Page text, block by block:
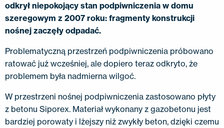
odkrył niepokojący stan podpiwniczenia w domu
szeregowym z 2007 roku: fragmenty konstrukcji
nośnej zaczęły odpadać.
Problematyczną przestrzeń podpiwniczenia próbowano
ratować już wcześniej, ale dopiero teraz odkryto, że
problemem była nadmierna wilgoć.
W przestrzeni nośnej podpiwniczenia zastosowano płyty
z betonu Siporex. Materiał wykonany z gazobetonu jest
bardziej porowaty i lżejszy niż zwykły beton, dzięki czemu